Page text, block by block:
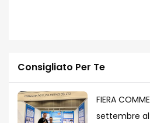
Consigliato Per Te
FIERA
settembre al